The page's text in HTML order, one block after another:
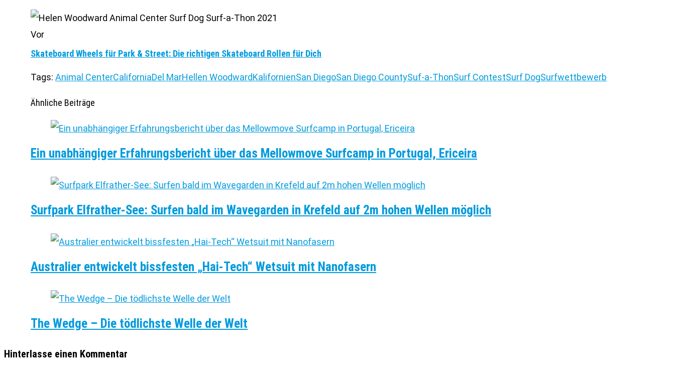
Vor
Skateboard Wheels für Park & Street: Die richtigen Skateboard Rollen für Dich
Tags:Animal CenterCaliforniaDel MarHellen WoodwardKalifornienSan DiegoSan Diego CountySuf-a-ThonSurf ContestSurf DogSurfwettbewerb
Ähnliche Beiträge
Ein unabhängiger Erfahrungsbericht über das Mellowmove Surfcamp in Portugal, Ericeira
Surfpark Elfrather-See: Surfen bald im Wavegarden in Krefeld auf 2m hohen Wellen möglich
Australier entwickelt bissfesten „Hai-Tech“ Wetsuit mit Nanofasern
The Wedge – Die tödlichste Welle der Welt
Hinterlasse einen Kommentar